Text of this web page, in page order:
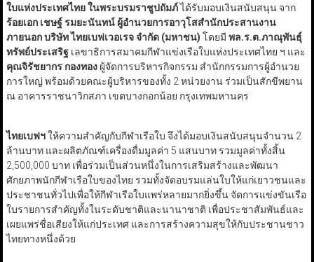
ใบแห่งประเทศไทย ในพระบรมราชูปถัมภ์ได้รับมอบเงินสนับสนุน จาก
ร้อยเอก เชษฐ์ รมยะนันทน์ ผู้อำนวยการอาวุโสสำนักประสานงาน
ภายนอก บริษัท ไทยเบฟเวอเรจ จำกัด (มหาชน) โดยมี พล.ร.ต.ภาณุพันธุ์
ทรัพย์ประเสริฐ เลขาธิการสมาคมกีฬาแข่งเรือใบแห่งประเทศไทย ฯ และ
คุณจิรัชยากร กองทองผู้จัดการบริหารกิจกรรม สำนักกรรมการผู้อำนวย
การใหญ่ พร้อมด้วยคณะผู้บริหารของทั้ง 2 หน่วยงาน ร่วมเป็นสักขีพยาน
ณ อาคารราชนาวิกสภา เขตบางกอกน้อย กรุงเทพมหานคร
ไทยเบฟฯให้ความสำคัญกับกีฬาเรือใบ จึงได้มอบเงินสนับสนุนจำนวน 2
ล้านบาท และผลิตภัณฑ์เครื่องดื่มมูลค่า 5 แสนบาท รวมมูลค่าทั้งสิ้น
2,500,000 บาท เพื่อร่วมเป็นส่วนหนึ่งในการเสริมสร้างและพัฒนา
ศักยภาพนักกีฬาเรือใบของไทย รวมทั้งจัดอบรมแล่นใบให้แก่เยาวชนและ
ประชาชนทั่วไปเพื่อให้กีฬาเรือใบแพร่หลายมากยิ่งขึ้น จัดการแข่งขันเรือ
ใบรายการสำคัญทั้งในระดับชาติและนานาชาติ เพื่อประชาสัมพันธ์และ
เผยแพร่ชื่อเสียงให้แก่ประเทศ และการสร้างความสุขให้กับประชานชาว
ไทยทางหนึ่งด้วย